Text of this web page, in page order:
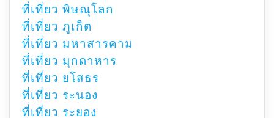
ที่เที่ยว พิษณุโลก
ที่เที่ยว ภูเก็ต
ที่เที่ยว มหาสารคาม
ที่เที่ยว มุกดาหาร
ที่เที่ยว ยโสธร
ที่เที่ยว ระนอง
ที่เที่ยว ระยอง